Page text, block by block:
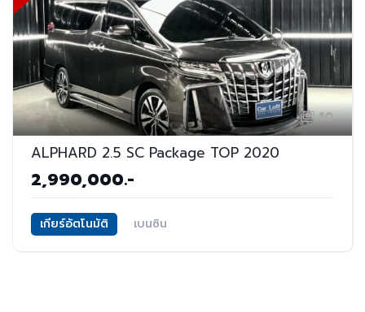
10
ALPHARD 2.5 SC Package TOP 2020
2,990,000.-
เกียร์อัตโนมัติ เบนซิน